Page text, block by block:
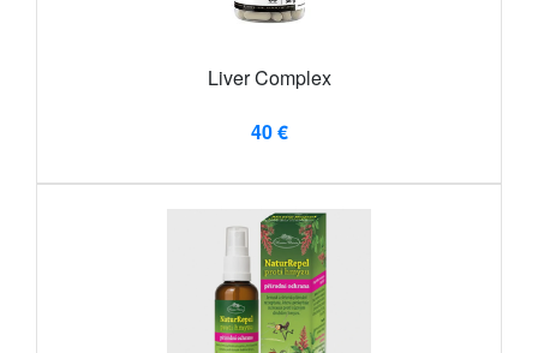
Liver Complex
40 €